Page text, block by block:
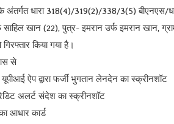
अंतर्गत धारा 318(4)/319(2)/338/3(5) बीएनएस/
​​साहिल खान (22), पुत्र- इमरान उर्फ ​​इमरान खान,
गिरफ्तार किया गया है।
से
ऐप द्वारा फर्जी भुगतान लेनदेन का स्क्रीनशॉट
अलर्ट संदेश का स्क्रीनशॉट
आधार कार्ड